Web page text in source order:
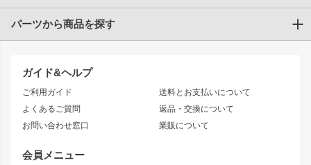
ガイド&ヘルプ
ご利用ガイド
よくあるご質問
お問い合わせ窓口
送料とお支払いについて
返品・交換について
業販について
会員メニュー
トヨタ
JZX90 CHASER
JZX110 MARK II
JZX100 MARK II
JZX90 MARK II
トレノ
アリスト
ソアラ
アルテッツァ
パーツから商品を探す
エアロシリーズ
ドリフトライン
風神
雷神
レーシングライン
アタックライン
ストリームライン